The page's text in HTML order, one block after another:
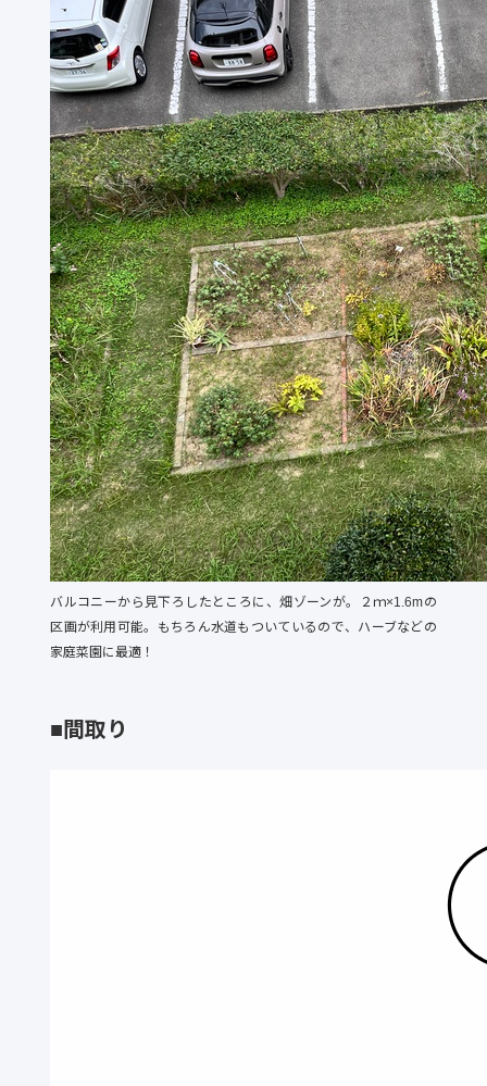
バルコニーから見下ろしたところに、畑ゾーンが。２ｍ×1.6mの
区画が利用可能。もちろん水道もついているので、ハーブなどの
家庭菜園に最適！
■間取り